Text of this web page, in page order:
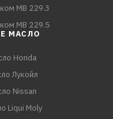
MB 229.3
MB 229.5
МАСЛО
Honda
Лукойл
Nissan
Liqui Moly